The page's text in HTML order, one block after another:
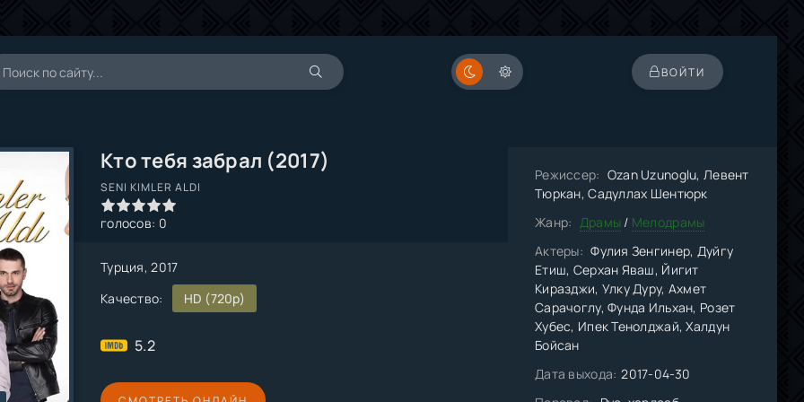
ВОЙТИ
Кто тебя забрал (2017)
SENI KIMLER ALDI
1 2 3
голосов: 0
Турция, 2017
Качество:
HD (720p)
5.2
Режиссер: Ozan Uzunoglu, Левент
Тюркан, Садуллах Шентюрк
Жанр: Драмы / Мелодрамы
Актеры: Фулия Зенгинер, Дуйгу
Етиш, Серхан Яваш, Йигит
Киразджи, Улку Дуру, Ахмет
Сарачоглу, Фунда Ильхан, Розет
Хубес, Ипек Тенолджай, Халдун
Бойсан
Дата выхода: 2017-04-30